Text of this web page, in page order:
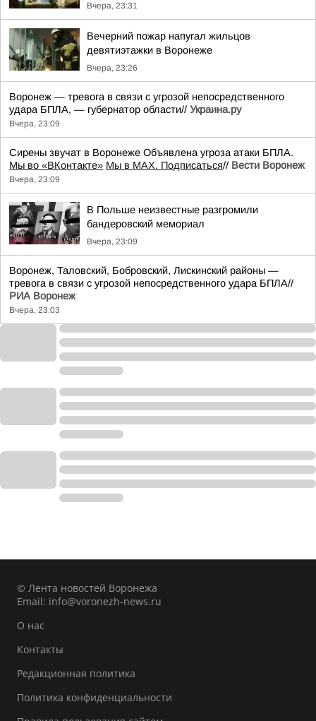
Вчера, 23:31
Вечерний пожар напугал жильцов
девятиэтажки в Воронеже
Вчера, 23:26
Воронеж — тревога в связи с угрозой непосредственного
удара БПЛА, — губернатор области// Украина.ру
Вчера, 23:09
Сирены звучат в Воронеже Объявлена угроза атаки БПЛА.
Мы во «ВКонтакте» Мы в MAX. Подписаться// Вести Воронеж
Вчера, 23:09
В Польше неизвестные разгромили
бандеровский мемориал
Вчера, 23:09
Воронеж, Таловский, Бобровский, Лискинский районы —
тревога в связи с угрозой непосредственного удара БПЛА//
РИА Воронеж
Вчера, 23:03
© Лента новостей Воронежа
Email: info@voronezh-news.ru
О нас
Контакты
Редакционная политика
Политика конфиденциальности